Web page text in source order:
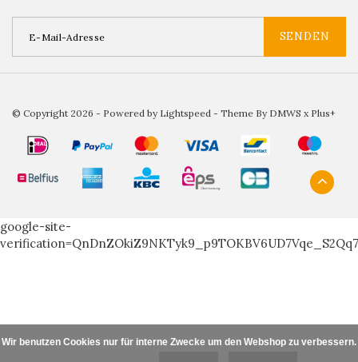
SENDEN
© Copyright 2026 - Powered by Lightspeed - Theme By DMWS x Plus+
google-site-
Wir benutzen Cookies nur für interne Zwecke um den Webshop zu